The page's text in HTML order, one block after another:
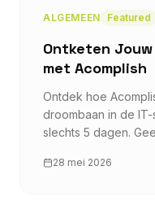
ALGEMEEN Featured
Ontketen
met Acomplish
Ontdek hoe
droombaan in de
slechts 5 dagen.
28 mei 2026